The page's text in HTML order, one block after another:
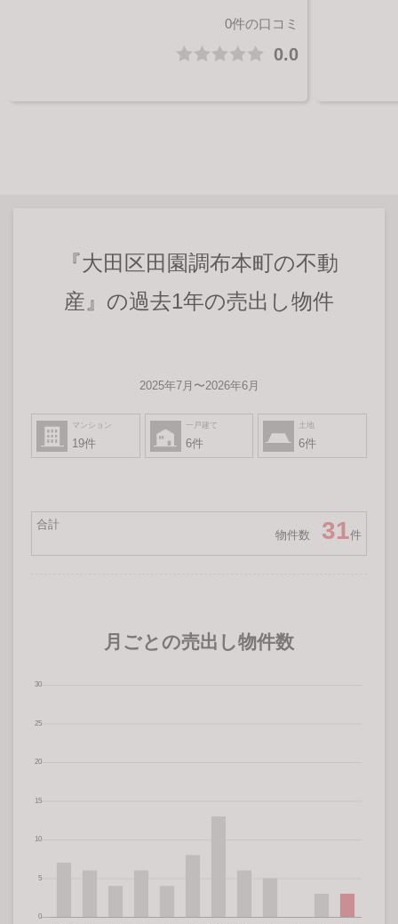
います。1878年に『東京府荏原郡下沼部村公
立小学校』として開校しました。「よく考え、
0件の口コミ
0.0
『大田区田園調布本町の不動
産』の過去1年の売出し物件
2025年7月〜2026年6月
マンション
19件
一戸建て
6件
土地
6件
合計
物件数 31件
月ごとの売出し物件数